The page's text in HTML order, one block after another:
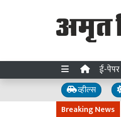
ई-पेपर
व्हील्स
Breaking News